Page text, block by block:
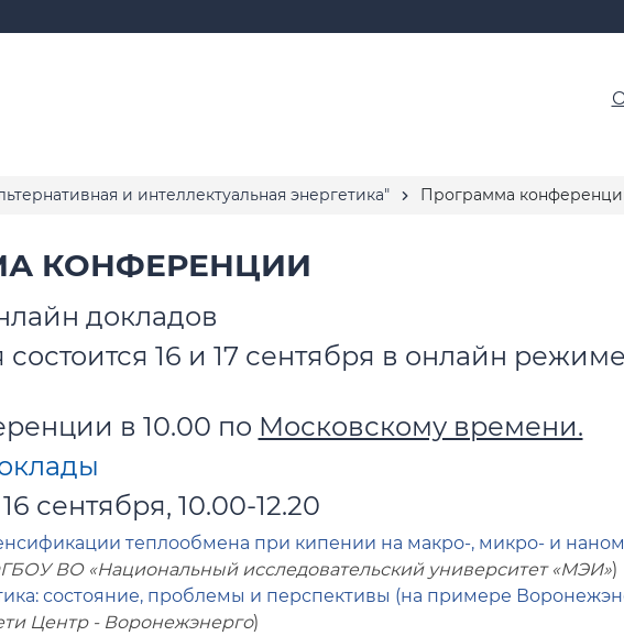
и интеллектуальная энергетика" Программа
КОНФЕРЕНЦИИ
докладов
16 и 17 сентября в онлайн
в 10.00 по Московскому времени.
сентября, 10.00-12.20
теплообмена при кипении на макро-, микро- и
ВО «Национальный исследовательский университет «МЭИ»)
состояние, проблемы и перспективы (на примере
Центр - Воронежэнерго)